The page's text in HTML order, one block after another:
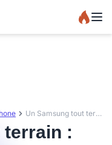
Un Samsung tout terrain : Solid SGH-M110
terrain :